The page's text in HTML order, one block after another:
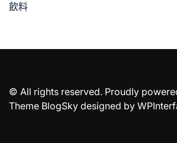
飲料
© All rights reserved. Proudly
Theme BlogSky designed by